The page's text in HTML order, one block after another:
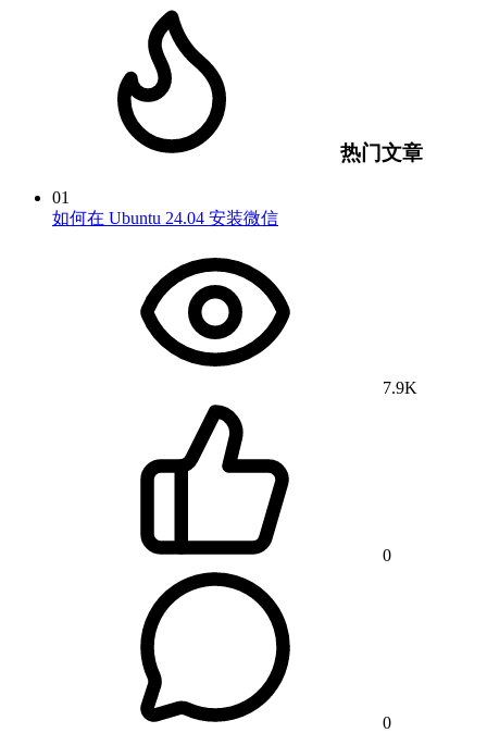
热门文章
01
如何在 Ubuntu 24.04 安装微信
7.9K
0
0